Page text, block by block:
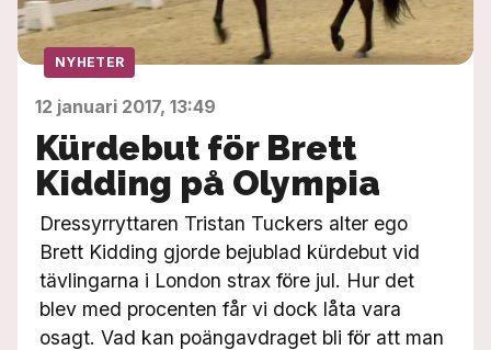
NYHETER
12 januari 2017, 13:49
Kürdebut för Brett
Kidding på Olympia
Dressyrryttaren Tristan Tuckers alter ego
Brett Kidding gjorde bejublad kürdebut vid
tävlingarna i London strax före jul. Hur det
blev med procenten får vi dock låta vara
osagt. Vad kan poängavdraget bli för att man